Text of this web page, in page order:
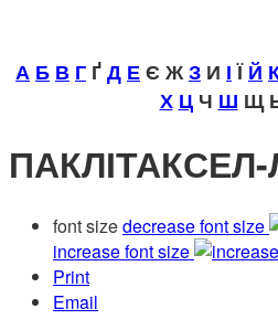
А Б В Г ҐД ЕЄ ЖЗ И ІЇЙ
Х ЦЧ Ш Щ
font sizedecrease font size
increase font size
Print
Email